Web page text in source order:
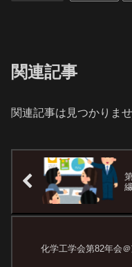
関連記事
関連記事は見つかりませ
化学工学会第82年会